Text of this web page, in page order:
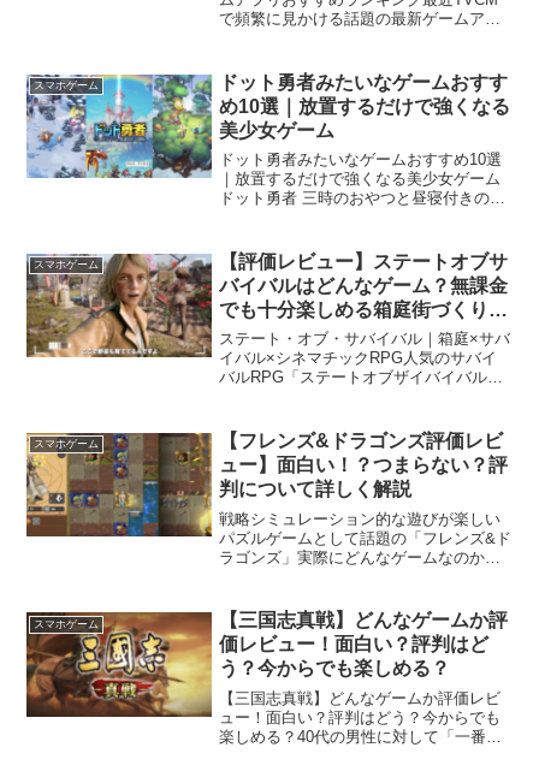
で頻繁に見かける話題の最新ゲームアプ
ムとするならばある程度、ゲームの面白
さも保証されて...
スマホゲーム
ドット勇者みたいなゲームおすす
め10選｜放置するだけで強くなる
美少女ゲーム
ドット勇者みたいなゲームおすすめ10選
｜放置するだけで強くなる美少女ゲーム
ドット勇者 三時のおやつと昼寝付きの冒
料ダウンロード】ドット勇者...
スマホゲーム
【評価レビュー】ステートオブサ
バイバルはどんなゲーム？無課金
でも十分楽しめる箱庭街づくりサ
バイバルRPG
ステート・オブ・サバイバル｜箱庭×サバ
イバル×シネマチックRPG人気のサバイ
バルRPG「ステートオブザイバイバル」
ドースイッチなどコンシューマゲームの
ハイスペックなゲ...
スマホゲーム
【フレンズ&ドラゴンズ評価レビ
ュー】面白い！？つまらない？評
判について詳しく解説
戦略シミュレーション的な遊びが楽しい
パズルゲームとして話題の「フレンズ&ド
ラゴンズ」実際にどんなゲームなのか？
介しますFriends & Dragons開発元:Play...
スマホゲーム
【三国志真戦】どんなゲームか評
価レビュー！面白い？評判はど
う？今からでも楽しめる？
【三国志真戦】どんなゲームか評価レビ
ュー！面白い？評判はどう？今からでも
楽しめる？40代の男性に対して「一番好